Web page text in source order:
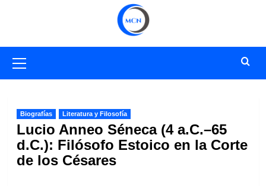
primario
Biografías Literatura y Filosofía
Lucio Anneo Séneca (4 a.C.–65
d.C.): Filósofo Estoico en la Corte
de los Césares